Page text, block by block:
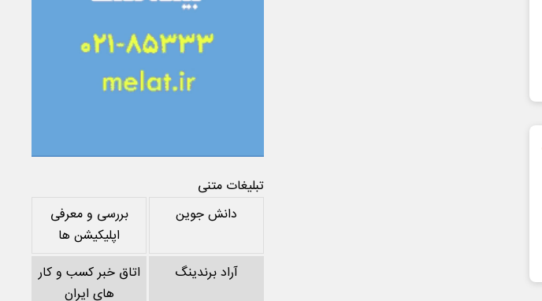
تبلیغات متنی
دانش جوین
بررسی و معرفی
اپلیکیشن ها
آراد برندینگ
اتاق خبر کسب و کار
های ایران